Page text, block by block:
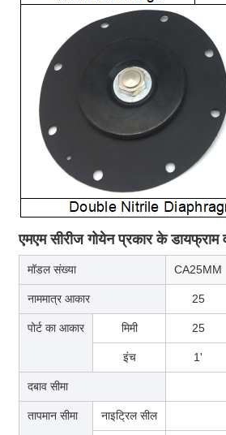
एमएम सीरीज गोयेन प्रकार के डायफ्राम
मॉडल संख्या CA25MM
नाममात्र आकार 25
पोर्ट का आकार मिमी 25
इंच 1'
दबाव सीमा
तापमान सीमा नाइट्रिल सील